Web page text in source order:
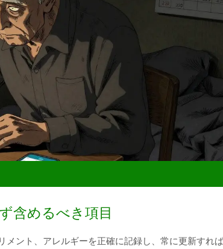
含めるべき項目
ント、アレルギーを正確に記録し、常に更新すれ